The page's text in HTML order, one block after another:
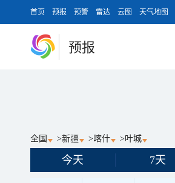
首页 预报 预警 雷达 云图 天气地图
预报
全国 >新疆 > 喀什 >叶城
今天 7天